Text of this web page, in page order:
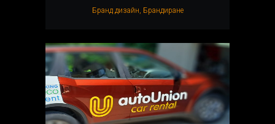
Бранд дизайн, Брандиранe